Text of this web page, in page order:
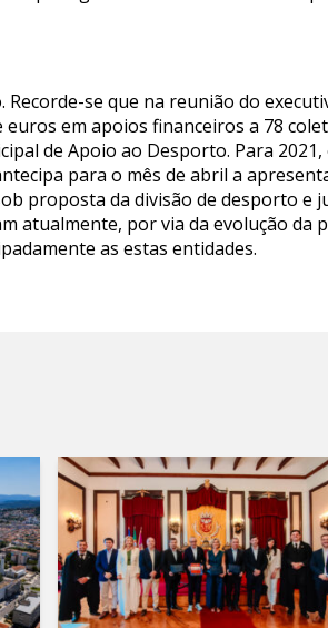
se que na reunião do
em apoios financeiros a 78
de Apoio ao Desporto. Para
para o mês de abril a
proposta da divisão de desporto e
atualmente, por via da evolução da
as estas entidades.